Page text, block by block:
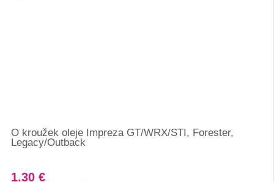
O kroužek oleje Impreza GT/WRX/STI, Forester,
Legacy/Outback
1.30 €